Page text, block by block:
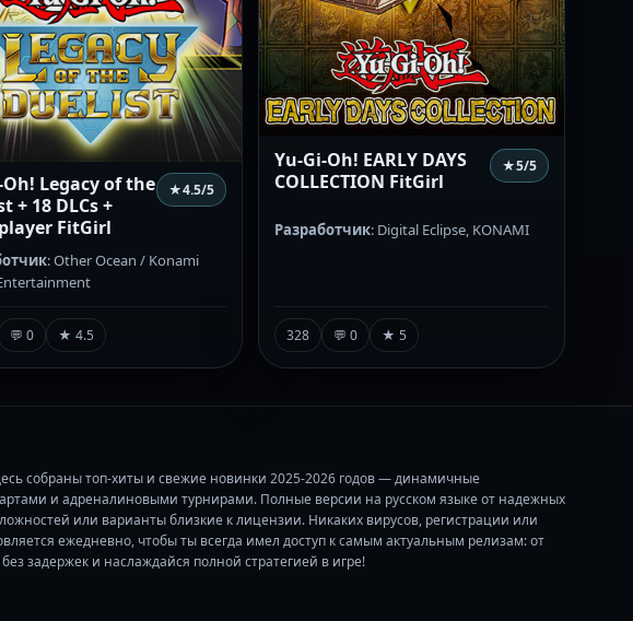
Oh! Legacy of the
+ 18 DLCs +
FitGirl
★4.5/5
: Other Ocean / Konami
💬 0 ★ 4.5
Yu-Gi-Oh! EARLY DAYS
COLLECTION FitGirl
★5/5
Разработчик: Digital Eclipse, KONAMI
328 💬 0 ★ 5
собраны топ-хиты и свежие новинки 2025-2026 годов — динамичные
и адреналиновыми турнирами. Полные версии на русском языке от надежных
или варианты близкие к лицензии. Никаких вирусов, регистрации или
ежедневно, чтобы ты всегда имел доступ к самым актуальным релизам: от
задержек и наслаждайся полной стратегией в игре!